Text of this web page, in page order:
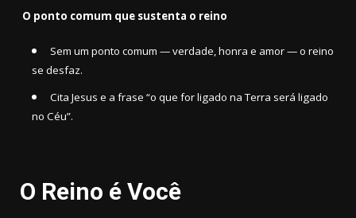
O ponto comum que sustenta o reino
Sem um ponto comum — verdade, honra e amor — o reino
se desfaz.
Cita Jesus e a frase “o que for ligado na Terra será ligado
no Céu”.
O Reino é Você